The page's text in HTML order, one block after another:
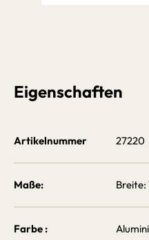
Eigenschaften
Artikelnummer 27220
Maße: Breite:
Farbe :